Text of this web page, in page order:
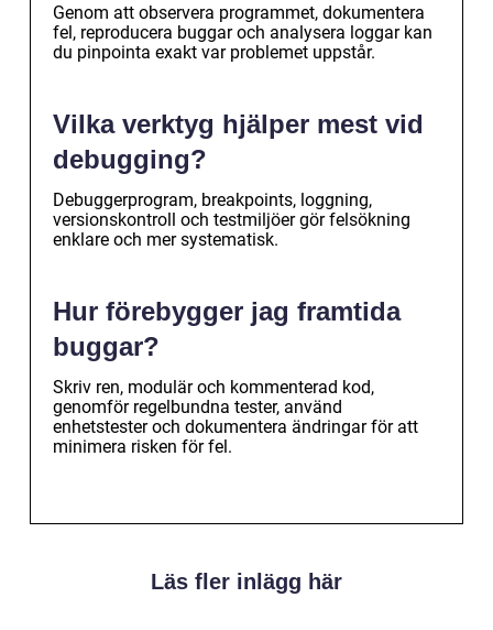
Genom att observera programmet, dokumentera
fel, reproducera buggar och analysera loggar kan
du pinpointa exakt var problemet uppstår.
Vilka verktyg hjälper mest vid
debugging?
Debuggerprogram, breakpoints, loggning,
versionskontroll och testmiljöer gör felsökning
enklare och mer systematisk.
Hur förebygger jag framtida
buggar?
Skriv ren, modulär och kommenterad kod,
genomför regelbundna tester, använd
enhetstester och dokumentera ändringar för att
minimera risken för fel.
Läs fler inlägg här